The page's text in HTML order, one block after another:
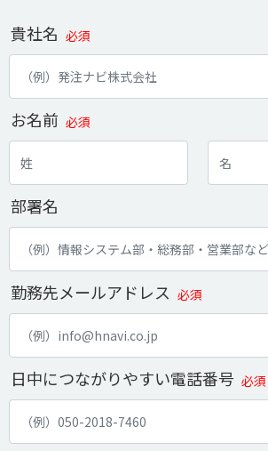
貴社名 必須
お名前 必須
部署名
勤務先メールアドレス 必須
日中につながりやすい電話番号 必須